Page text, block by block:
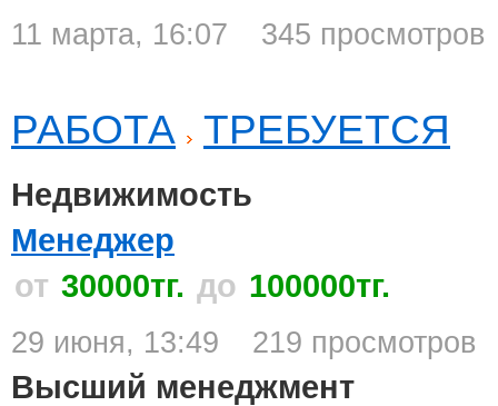
11 марта, 16:07 345 просмотров
РАБОТА ТРЕБУЕТСЯ
Недвижимость
Менеджер
от 30000тг. до 100000тг.
29 июня, 13:49 219 просмотров
Высший менеджмент